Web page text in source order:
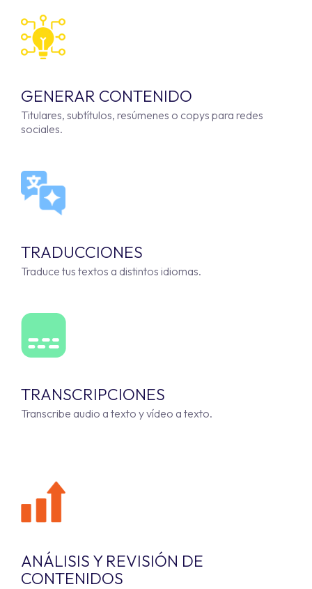
GENERAR CONTENIDO
Titulares, subtítulos, resúmenes o copys para redes
sociales.
TRADUCCIONES
Traduce tus textos a distintos idiomas.
TRANSCRIPCIONES
Transcribe audio a texto y vídeo a texto.
ANÁLISIS Y REVISIÓN DE
CONTENIDOS